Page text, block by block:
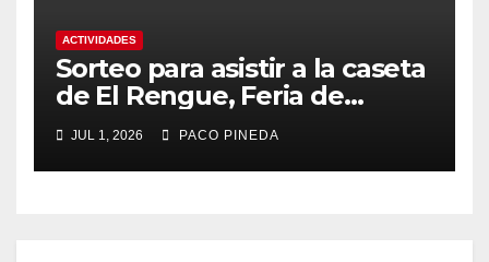
ACTIVIDADES
Sorteo para asistir a la caseta
de El Rengue, Feria de
Málaga 2026
JUL 1, 2026 PACO PINEDA